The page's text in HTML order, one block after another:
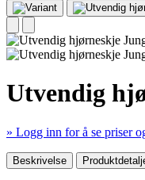
Utvendig
» Logg inn for å se priser
Mer
Beskrivelse